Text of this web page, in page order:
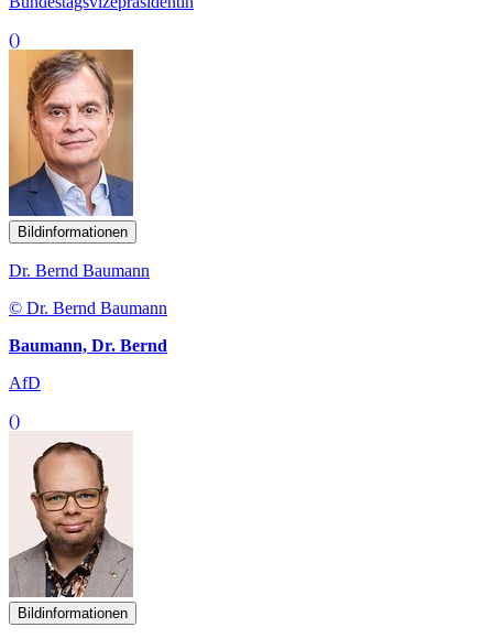
()
Bildinformationen
Dr. Bernd Baumann
© Dr. Bernd Baumann
Baumann, Dr. Bernd
AfD
()
Bildinformationen